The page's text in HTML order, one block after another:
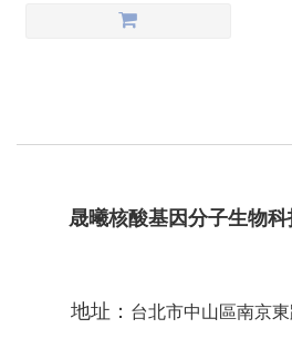
晟曦核酸基因分子生物
地址： 台北市中山區南京